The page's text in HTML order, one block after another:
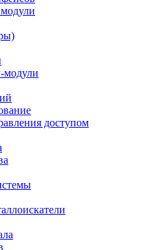
модули
доступом